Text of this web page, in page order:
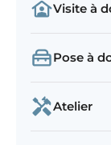
Visite à
Pose à
Atelier